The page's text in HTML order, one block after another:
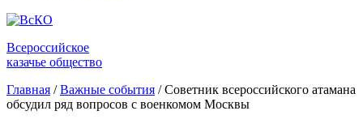
Всероссийское
казачье общество
Главная / Важные события / Советник всероссийского атамана
обсудил ряд вопросов с военкомом Москвы